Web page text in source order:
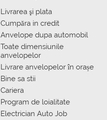
Livrarea şi plata
Сumpăra in credit
Anvelope dupa automobil
Toate dimensiunile
anvelopelor
Livrare anvelopelor în orașe
Bine sa stii
Cariera
Program de loialitate
Electrician Auto Job